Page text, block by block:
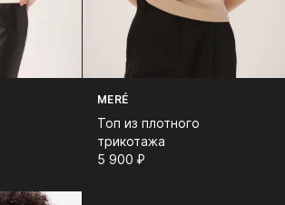
MERÉ
Топ из плотного
трикотажа
5 900⁠ ⁠₽